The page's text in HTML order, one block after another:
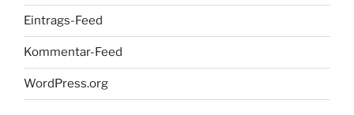
Eintrags-Feed
Kommentar-Feed
WordPress.org